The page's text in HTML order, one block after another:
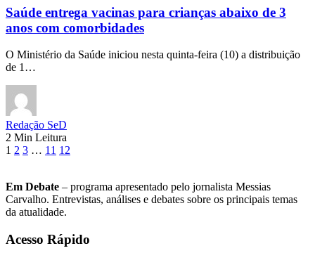
Saúde entrega vacinas para crianças abaixo de 3
anos com comorbidades
O Ministério da Saúde iniciou nesta quinta-feira (10) a distribuição
de 1…
Redação SeD
2 Min Leitura
1 2 3 … 11 12
Em Debate – programa apresentado pelo jornalista Messias
Carvalho. Entrevistas, análises e debates sobre os principais temas
da atualidade.
Acesso Rápido